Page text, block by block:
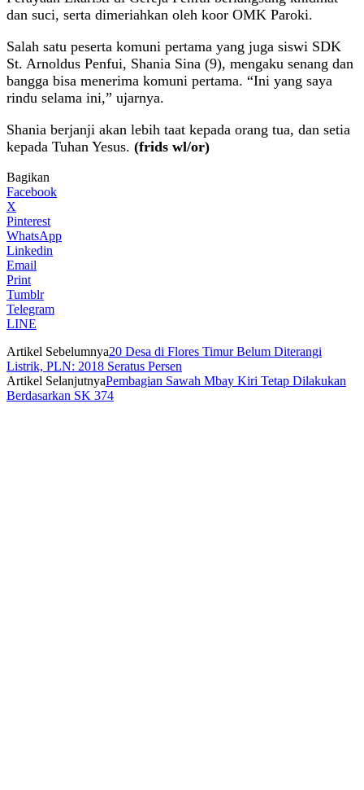
dan suci, serta dimeriahkan oleh koor OMK Paroki.
Salah satu peserta komuni pertama yang juga siswi SDK
St. Arnoldus Penfui, Shania Sina (9), mengaku senang dan
bangga bisa menerima komuni pertama. “Ini yang saya
rindu selama ini,” ujarnya.
Shania berjanji akan lebih taat kepada orang tua, dan setia
kepada Tuhan Yesus. (frids wl/or)
Bagikan
Facebook
X
Pinterest
WhatsApp
Linkedin
Email
Print
Tumblr
Telegram
LINE
Artikel Sebelumnya20 Desa di Flores Timur Belum Diterangi
Listrik, PLN: 2018 Seratus Persen
Artikel SelanjutnyaPembagian Sawah Mbay Kiri Tetap Dilakukan
Berdasarkan SK 374